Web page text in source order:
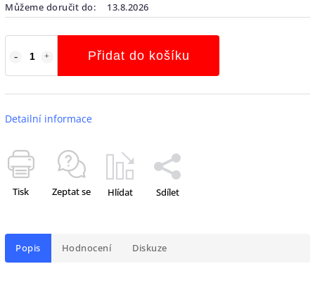
Můžeme doručit do: 13.8.2026
Přidat do košíku
Detailní informace
Tisk Zeptat se Hlídat Sdílet
Popis Hodnocení Diskuze